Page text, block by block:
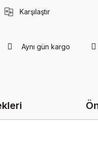
Karşılaştır
Aynı gün kargo